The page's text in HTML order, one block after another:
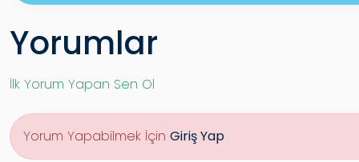
Yorumlar
İlk Yorum Yapan Sen Ol
Yorum Yapabilmek İçin Giriş Yap